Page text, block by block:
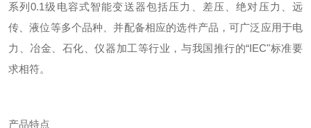
系列0.1级电容式智能变送器包括压力、差压、绝对压力、远
传、液位等多个品种、并配备相应的选件产品，可广泛应用于电
力、冶金、石化、仪器加工等行业，与我国推行的“IEC"标准要
求相符。
产品特点